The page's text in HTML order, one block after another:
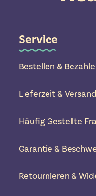
Service
Bestellen &
Lieferzeit &
Häufig Gestellte
Garantie &
Retournieren &